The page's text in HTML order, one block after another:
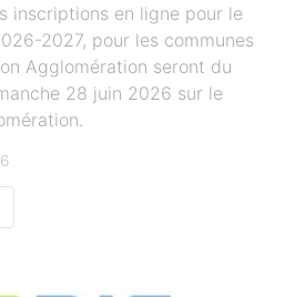
inscriptions en ligne pour le
2027, pour les communes
Agglomération seront du
28 juin 2026 sur le